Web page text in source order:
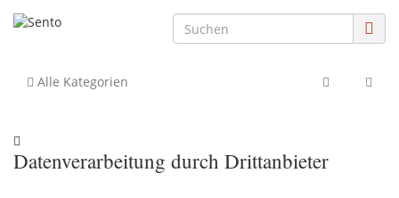
Alle Kategorien
Datenverarbeitung durch Drittanbieter